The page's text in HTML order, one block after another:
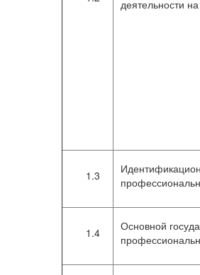
деятельности
1.3
1.4
Основной